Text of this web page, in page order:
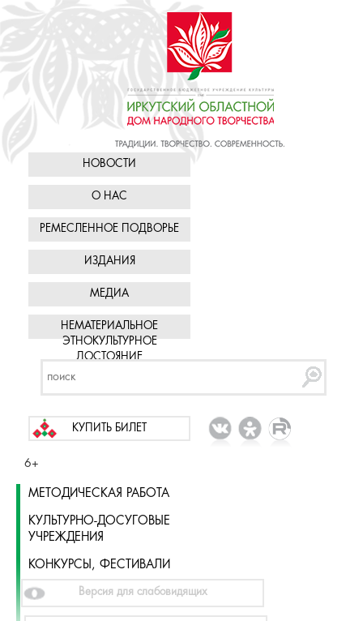
НОВОСТИ
О НАС
РЕМЕСЛЕННОЕ ПОДВОРЬЕ
ИЗДАНИЯ
МЕДИА
НЕМАТЕРИАЛЬНОЕ
ЭТНОКУЛЬТУРНОЕ
ДОСТОЯНИЕ
КУПИТЬ БИЛЕТ
6+
МЕТОДИЧЕСКАЯ РАБОТА
КУЛЬТУРНО-ДОСУГОВЫЕ
УЧРЕЖДЕНИЯ
КОНКУРСЫ, ФЕСТИВАЛИ
Версия для слабовидящих